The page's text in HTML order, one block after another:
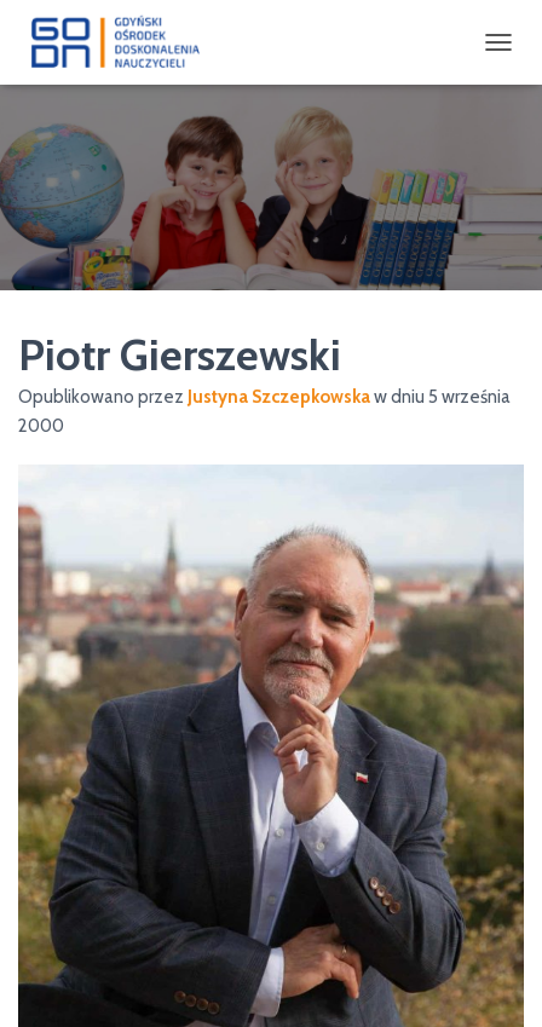
R
C
Z
A
W
J
Piotr Gierszewski
Opublikowano przez Justyna Szczepkowskaw dniu 5 września
2000